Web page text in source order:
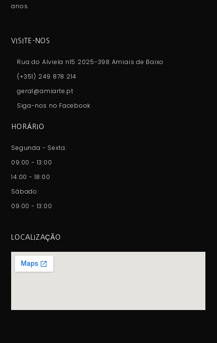
anos.
VISITE-NOS
Rua do Alviela n15 2025-398 Amiais de Baixo
(+351) 249 878 214
geral@amiarte.pt
Siga-nos no Facebook
HORÁRIO
Segunda - Sexta:
09:00 - 13:00
14:00 - 18:00
Sábado:
09:00 - 13:00
LOCALIZAÇÃO